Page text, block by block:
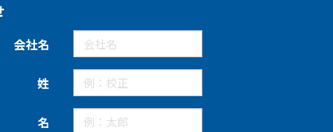
会社名
姓
名